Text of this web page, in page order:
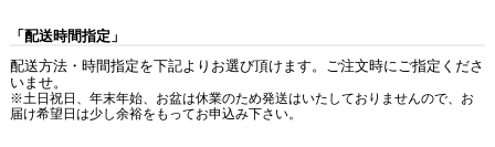
「配送時間指定」
配送方法・時間指定を下記よりお選び頂けます。ご注文時にご指定くださ
いませ。
※土日祝日、年末年始、お盆は休業のため発送はいたしておりませんので、お
届け希望日は少し余裕をもってお申込み下さい。